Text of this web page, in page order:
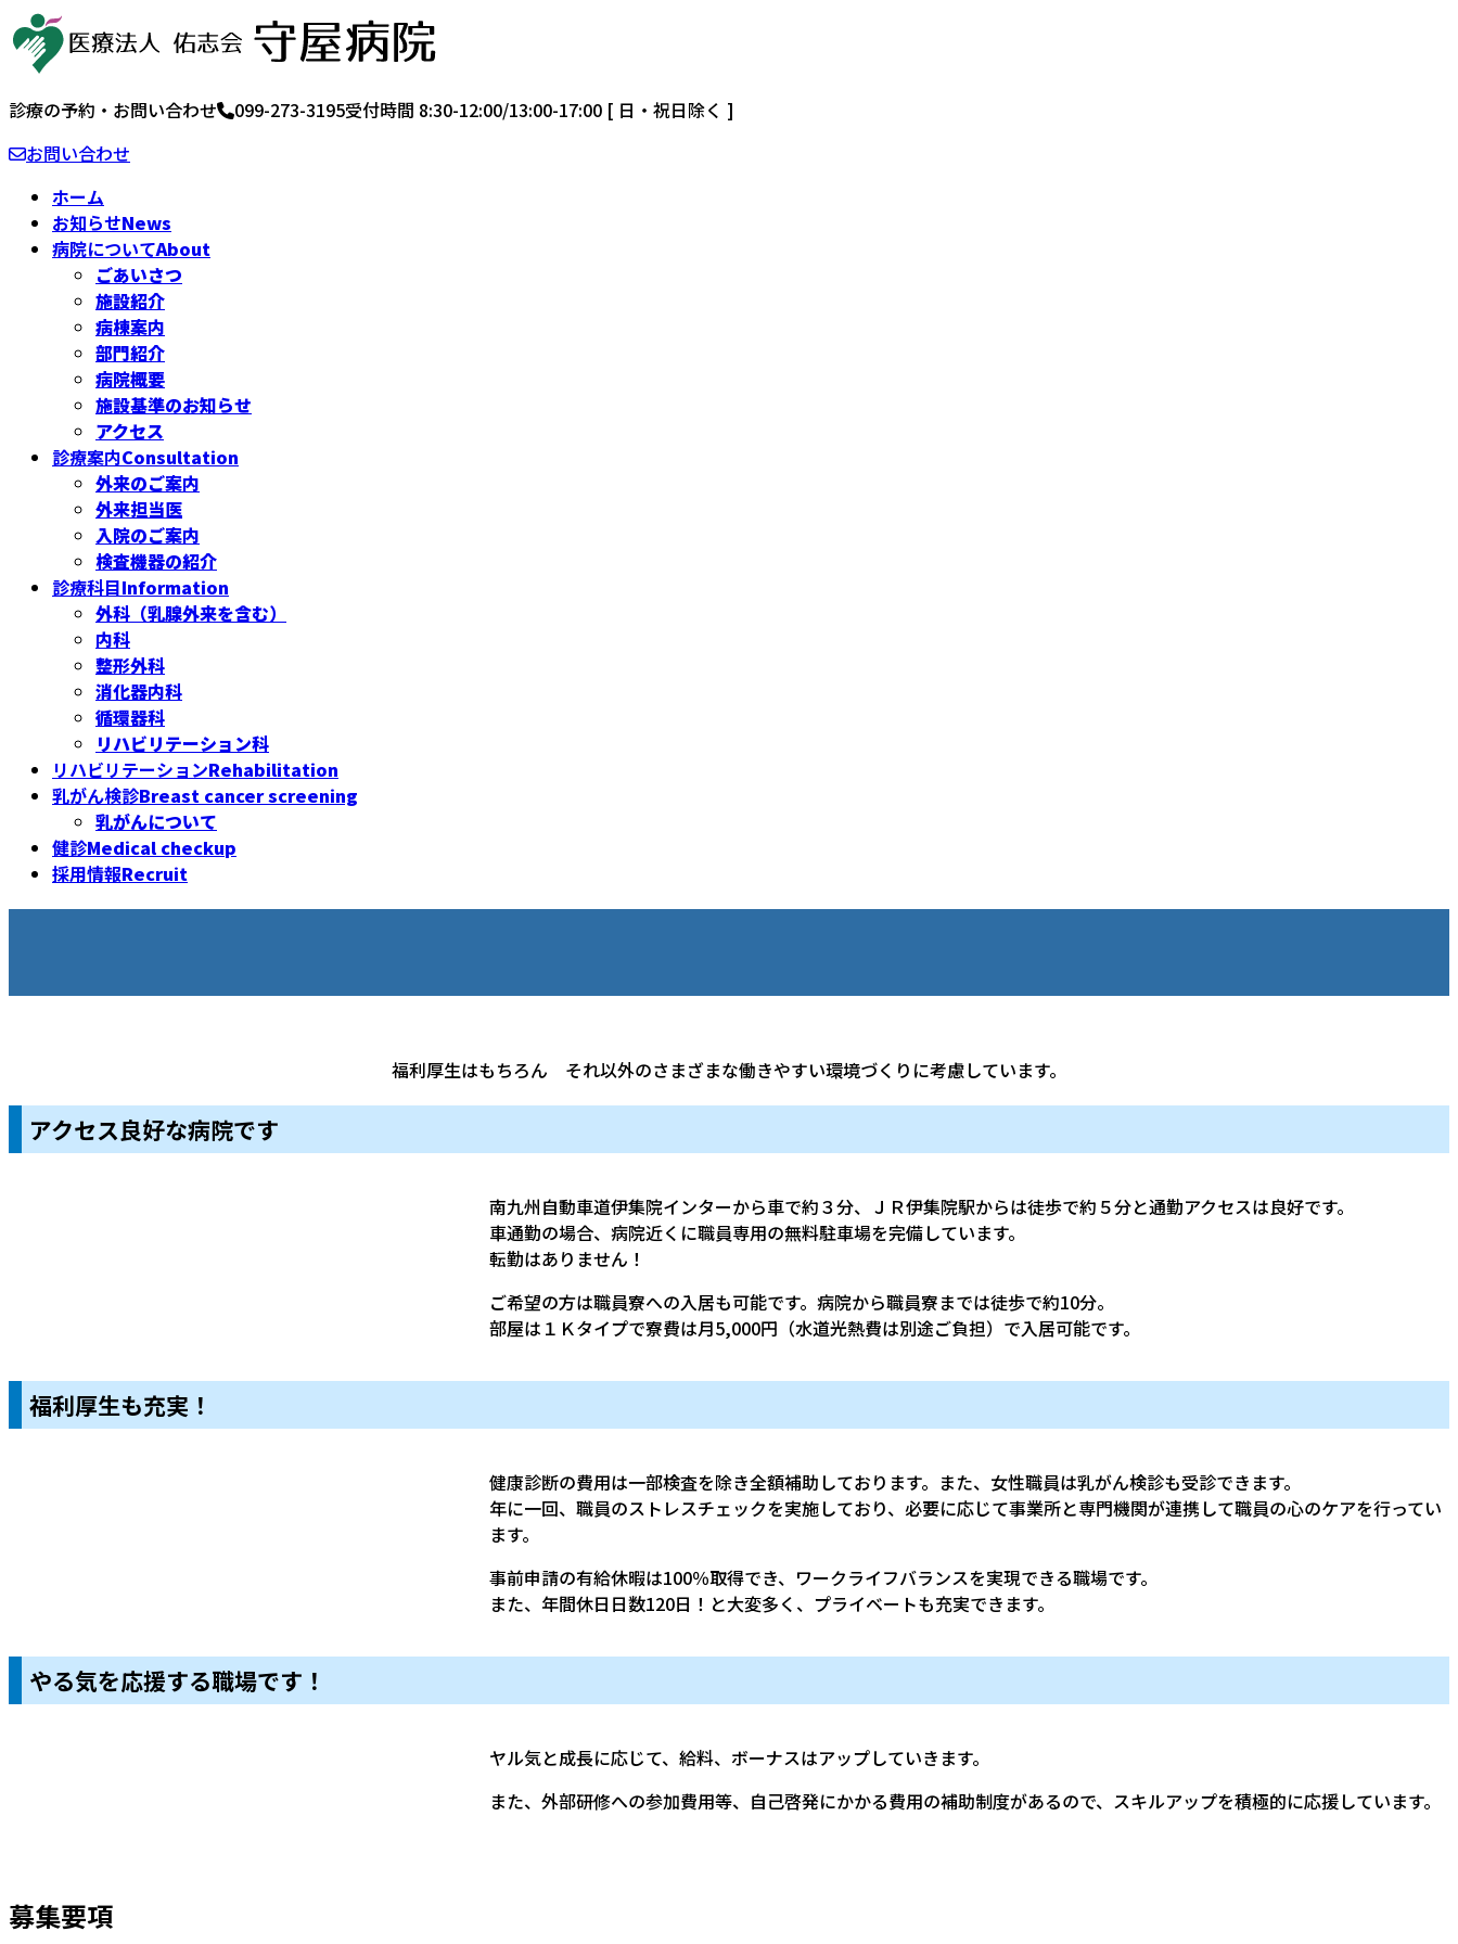
コ
ン
ン
ツ
へ
ナ
ビ
ー
シ
ョ
診療の予約・お問い合わせ 099-273-3195受付時間 8:30-12:00/13:00-17:00 [ 日・祝日除く ]
お問い合わせ
ホーム
お知らせNews
病院についてAbout
ごあいさつ
施設紹介
病棟案内
部門紹介
病院概要
施設基準のお知らせ
アクセス
診療案内Consultation
外来のご案内
外来担当医
入院のご案内
検査機器の紹介
診療科目Information
外科（乳腺外来を含む）
内科
整形外科
消化器内科
循環器科
リハビリテーション科
リハビリテーションRehabilitation
乳がん検診Breast cancer screening
乳がんについて
健診Medical checkup
採用情報Recruit
福利厚生はもちろん それ以外のさまざまな働きやすい環境づくりに考慮しています。
アクセス良好な病院です
南九州自動車道伊集院インターから車で約３分、ＪＲ伊集院駅からは徒歩で約５分と通勤アクセスは良好です。
車通勤の場合、病院近くに職員専用の無料駐車場を完備しています。
転勤はありません！
ご希望の方は職員寮への入居も可能です。病院から職員寮までは徒歩で約10分。
部屋は１Ｋタイプで寮費は月5,000円（水道光熱費は別途ご負担）で入居可能です。
福利厚生も充実！
健康診断の費用は一部検査を除き全額補助しております。また、女性職員は乳がん検診も受診できます。
年に一回、職員のストレスチェックを実施しており、必要に応じて事業所と専門機関が連携して職員の心のケアを行ってい
ます。
事前申請の有給休暇は100％取得でき、ワークライフバランスを実現できる職場です。
また、年間休日日数120日！と大変多く、プライベートも充実できます。
やる気を応援する職場です！
ヤル気と成長に応じて、給料、ボーナスはアップしていきます。
また、外部研修への参加費用等、自己啓発にかかる費用の補助制度があるので、スキルアップを積極的に応援しています。
募集要項